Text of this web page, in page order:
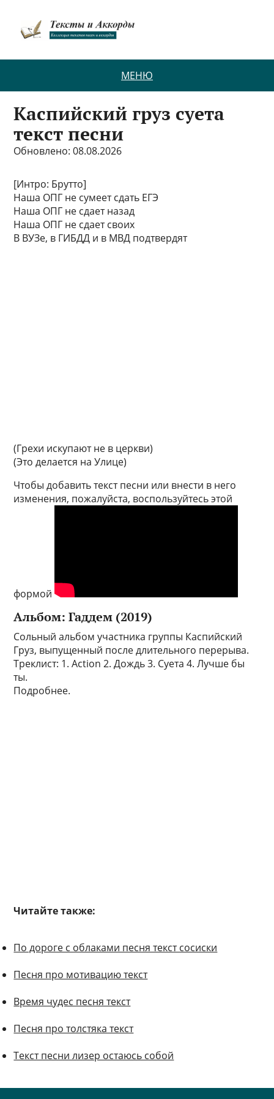
МЕНЮ
Каспийский груз суета
текст песни
Обновлено: 08.08.2026
[Интро: Брутто]
Наша ОПГ не сумеет сдать ЕГЭ
Наша ОПГ не сдает назад
Наша ОПГ не сдает своих
В ВУЗе, в ГИБДД и в МВД подтвердят
(Грехи искупают не в церкви)
(Это делается на Улице)
Чтобы добавить текст песни или внести в него
изменения, пожалуйста, воспользуйтесь этой
формой
Альбом: Гаддем (2019)
Сольный альбом участника группы Каспийский
Груз, выпущенный после длительного перерыва.
Треклист: 1. Action 2. Дождь 3. Суета 4. Лучше бы
ты.
Подробнее.
Читайте также:
По дороге с облаками песня текст сосиски
Песня про мотивацию текст
Время чудес песня текст
Песня про толстяка текст
Текст песни лизер остаюсь собой